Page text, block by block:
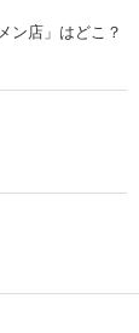
ン店」はどこ？